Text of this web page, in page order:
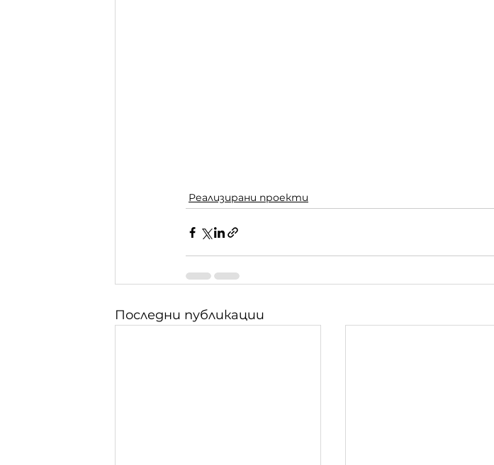
Реализирани проекти
Последни публикации